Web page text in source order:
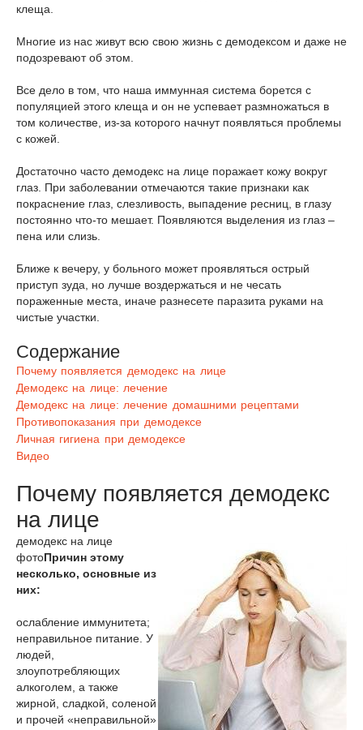
клеща.
Многие из нас живут всю свою жизнь с демодексом и даже не
подозревают об этом.
Все дело в том, что наша иммунная система борется с
популяцией этого клеща и он не успевает размножаться в
том количестве, из-за которого начнут появляться проблемы
с кожей.
Достаточно часто демодекс на лице поражает кожу вокруг
глаз. При заболевании отмечаются такие признаки как
покраснение глаз, слезливость, выпадение ресниц, в глазу
постоянно что-то мешает. Появляются выделения из глаз –
пена или слизь.
Ближе к вечеру, у больного может проявляться острый
приступ зуда, но лучше воздержаться и не чесать
пораженные места, иначе разнесете паразита руками на
чистые участки.
Содержание
Почему появляется демодекс на лице
Демодекс на лице: лечение
Демодекс на лице: лечение домашними рецептами
Противопоказания при демодексе
Личная гигиена при демодексе
Видео
Почему появляется демодекс
на лице
демодекс на лице
фотоПричин этому
несколько, основные из
них:
ослабление иммунитета;
неправильное питание. У
людей,
злоупотребляющих
алкоголем, а также
жирной, сладкой, соленой
и прочей «неправильной»